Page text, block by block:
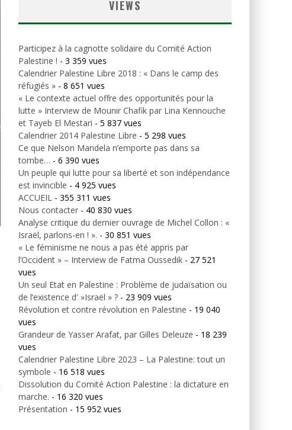
VIEWS
Participez à la cagnotte solidaire du Comité Action
Palestine ! - 3 359 vues
Calendrier Palestine Libre 2018 : « Dans le camp des
réfugiés » - 8 651 vues
« Le contexte actuel offre des opportunités pour la
lutte » Interview de Mounir Chafik par Lina Kennouche
et Tayeb El Mestari - 5 837 vues
Calendrier 2014 Palestine Libre - 5 298 vues
Ce que Nelson Mandela n’emporte pas dans sa
tombe… - 6 390 vues
Un peuple qui lutte pour sa liberté et son indépendance
est invincible - 4 925 vues
ACCUEIL - 355 311 vues
Nous contacter - 40 830 vues
Analyse critique du dernier ouvrage de Michel Collon : «
Israël, parlons-en ! ». - 30 851 vues
« Le féminisme ne nous a pas été appris par
l’Occident » – Interview de Fatma Oussedik - 27 521
vues
Un seul Etat en Palestine : Problème de judaïsation ou
de l’existence d' »Israël » ? - 23 909 vues
Révolution et contre révolution en Palestine - 19 040
vues
Grandeur de Yasser Arafat, par Gilles Deleuze - 18 239
vues
Calendrier Palestine Libre 2023 – La Palestine: tout un
symbole - 16 518 vues
Dissolution du Comité Action Palestine : la dictature en
marche. - 16 320 vues
Présentation - 15 952 vues